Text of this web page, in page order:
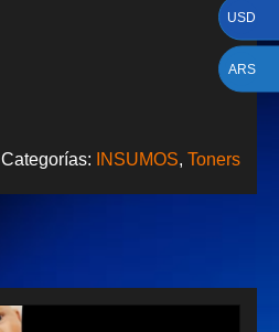
Categorías: INSUMOS, Toners
USD
ARS